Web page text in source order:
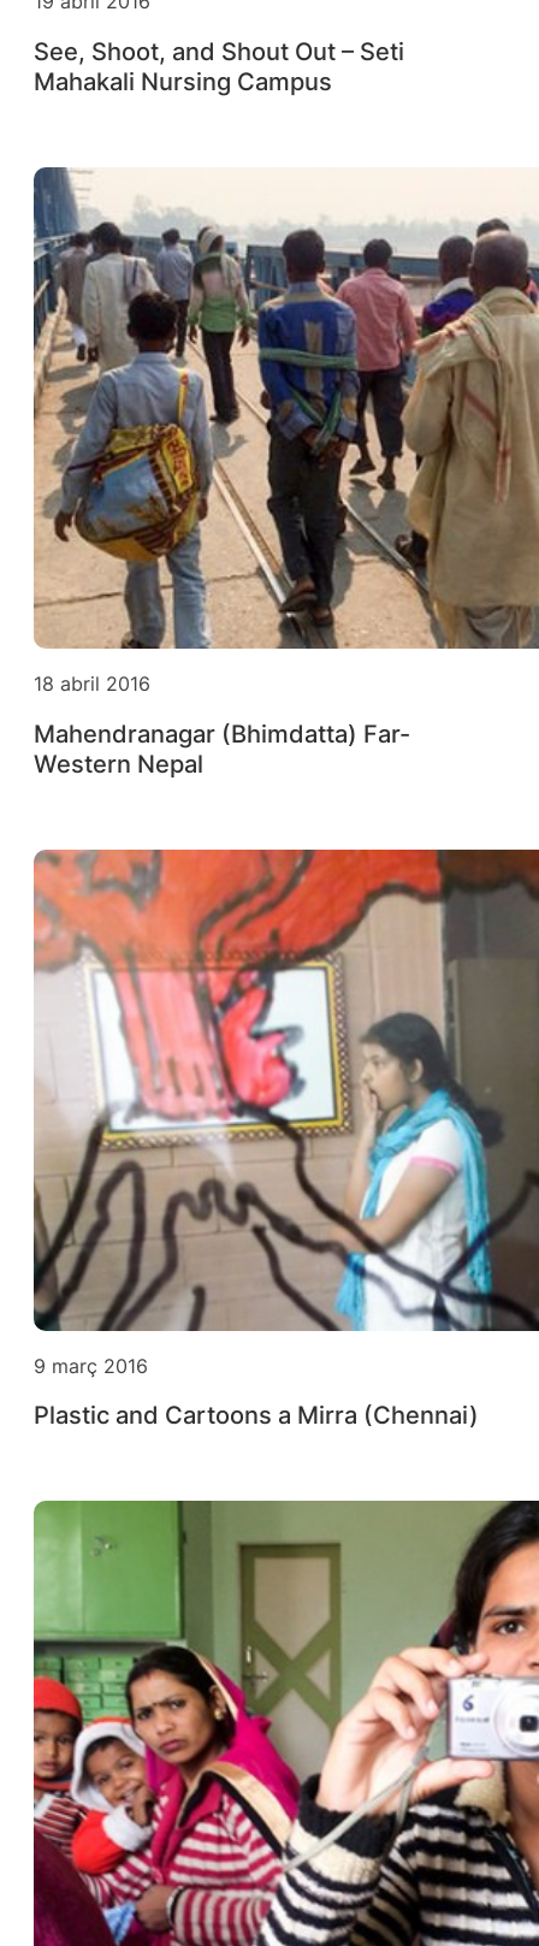
See, Shoot, and Shout Out – Seti
Mahakali Nursing Campus
18 abril 2016
Mahendranagar (Bhimdatta) Far-
Western Nepal
9 març 2016
Plastic and Cartoons a Mirra (Chennai)